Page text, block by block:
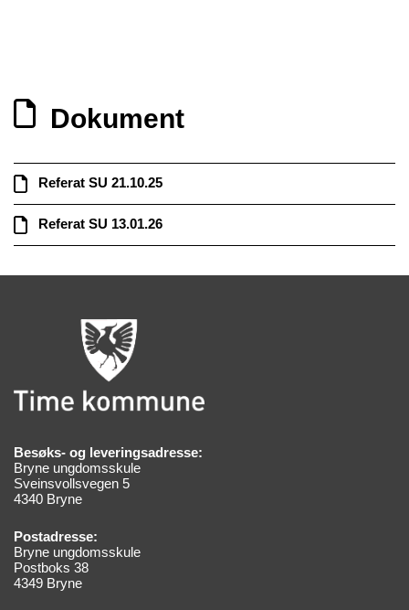
Dokument
Referat SU 21.10.25
Referat SU 13.01.26
Besøks- og leveringsadresse:
Bryne ungdomsskule
Sveinsvollsvegen 5
4340 Bryne
Postadresse:
Bryne ungdomsskule
Postboks 38
4349 Bryne